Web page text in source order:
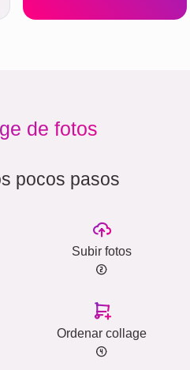
de fotos
pocos pasos
Subir fotos
Ordenar collage